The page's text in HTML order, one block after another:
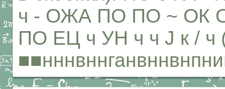
ч - ОЖА ПО ПО ~ ОК
ПО ЕЦ ч УН ч ч J к / ч